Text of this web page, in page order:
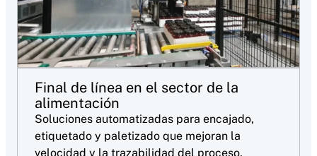
Final de línea en el sector de la
alimentación
Soluciones automatizadas para encajado,
etiquetado y paletizado que mejoran la
velocidad y la trazabilidad del proceso.